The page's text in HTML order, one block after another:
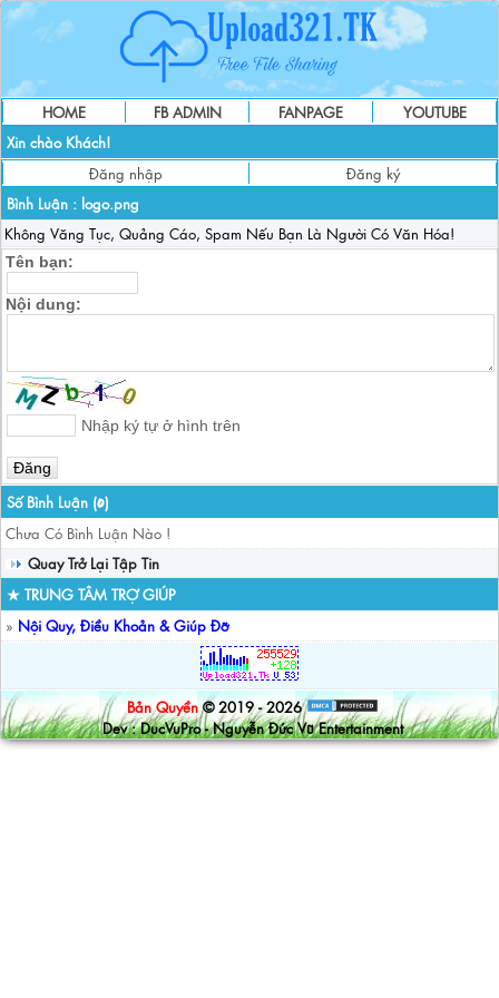
HOME FB ADMIN FANPAGE
YOUTUBE
Xin chào Khách!
Đăng nhập
Đăng ký
Bình Luận : logo.png
Không Văng Tục, Quảng Cáo, Spam Nếu Bạn Là Người Có Văn Hóa!
Tên bạn:
Nội dung:
Nhập ký tự ở hình trên
Số Bình Luận (0)
Chưa Có Bình Luận Nào !
Quay Trở Lại Tập Tin
★ TRUNG TÂM TRỢ GIÚP
» Nội Quy, Điều Khoản & Giúp Đỡ
Bản Quyền © 2019 - 2026
Dev : DucVuPro - Nguyễn Đức Vũ Entertainment